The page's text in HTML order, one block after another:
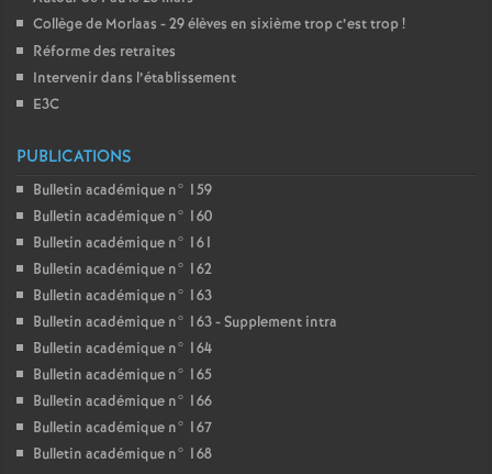
Collège de Morlaas - 29 élèves en sixième trop c’est trop!
Réforme des retraites
Intervenir dans l’établissement
E3C
PUBLICATIONS
Bulletin académique n° 159
Bulletin académique n° 160
Bulletin académique n° 161
Bulletin académique n° 162
Bulletin académique n° 163
Bulletin académique n° 163 - Supplement intra
Bulletin académique n° 164
Bulletin académique n° 165
Bulletin académique n° 166
Bulletin académique n° 167
Bulletin académique n° 168